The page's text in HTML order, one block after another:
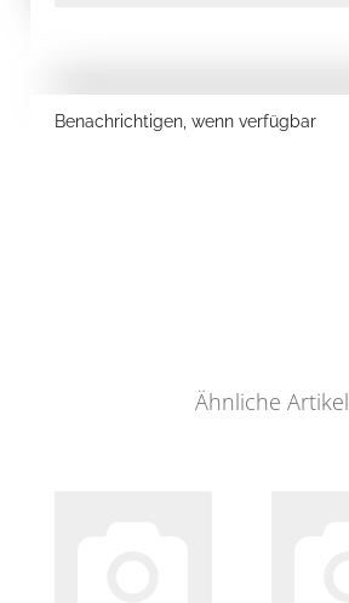
Benachrichtigen, wenn verfügbar
Ähnliche Artikel